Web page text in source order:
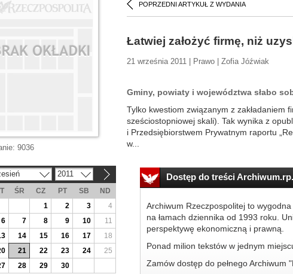
POPRZEDNI ARTYKUŁ Z WYDANIA
Łatwiej założyć firmę, niż
21 września 2011 | Prawo | Zofia Jóźwiak
Gminy, powiaty i województwa słabo
Tylko kwestiom związanym z zakładaniem
sześciostopniowej skali). Tak wynika z
i Przedsiębiorstwem Prywatnym raportu
w...
Dostęp do treści
Archiwum Rzeczpospolitej to
na łamach dziennika od 1993 roku.
perspektywę ekonomiczną i prawną.
Ponad milion tekstów w jednym
Zamów dostęp do pełnego Archiwum
9036
2011
ŚR CZ PT SB
ND
1
2 3
4
6 7 8 9 10
11
14 15 16 17
18
21 22 23 24
25
28 29 30